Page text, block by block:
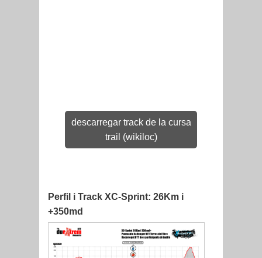
descarregar track de la cursa
trail (wikiloc)
Perfil i Track XC-Sprint: 26Km i
+350md